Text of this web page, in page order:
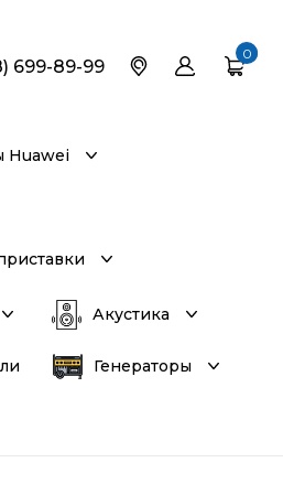
699-89-99
0
Huawei
Акустика
Генераторы